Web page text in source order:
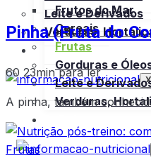
Leite e Derivados
Verduras,
Bula
X
Frutos do Mar
Cereais
Frutas
Gorduras e
Leite e
Verduras,
Pinha (Fruta do
60 23min para ler
A pinha, também
Frutas